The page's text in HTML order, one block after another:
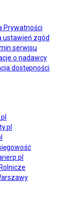
Prywatności
ustawień zgód
serwisu
o nadawcy
dostępności